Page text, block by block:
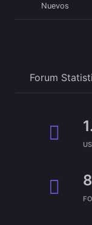
Nuevos
Forum